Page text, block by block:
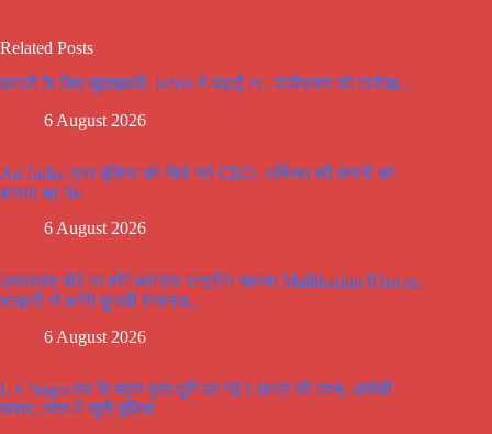
Related Posts
छात्रों के लिए खुशखबरी, HNB ने बढ़ाई PG पंजीकरण की तारीख…
6 August 2026
Air India: एयर इंडिया को मिले नये CEO, अर्फिका की कंपंनी को
बनाया था नं०
6 August 2026
उत्तराखंड दौरे पर होंगे कांग्रेस राष्ट्रीय अध्यक्ष Mallikarjun Kharge,
हल्द्वानी से करेंगे चुनावी शंखनाद..
6 August 2026
US Nagar:घर के महज कुछ दूरी पर गई 1 छात्र की जान, आरोपी
फरार, जांच में जुटी पुलिस